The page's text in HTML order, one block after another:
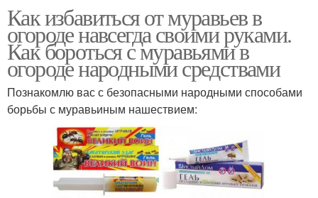
Как избавиться от муравьев в
огороде навсегда своими руками.
Как бороться с муравьями в
огороде народными средствами
Познакомлю вас с безопасными народными способами
борьбы с муравьиным нашествием: